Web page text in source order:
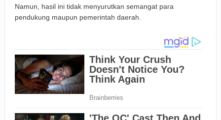
Namun, hasil ini tidak menyurutkan semangat para
pendukung maupun pemerintah daerah.